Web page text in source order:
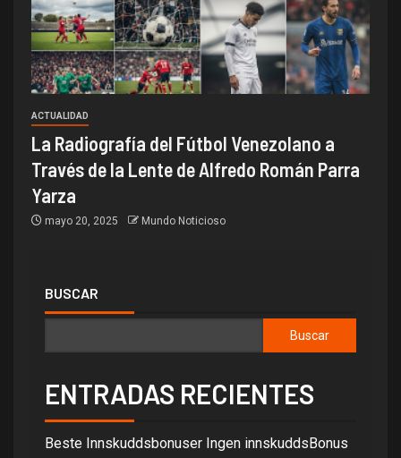
ACTUALIDAD
La Radiografía del Fútbol Venezolano a
Través de la Lente de Alfredo Román Parra
Yarza
mayo 20, 2025 Mundo Noticioso
BUSCAR
Buscar
ENTRADAS RECIENTES
Beste Innskuddsbonuser Ingen innskuddsBonus